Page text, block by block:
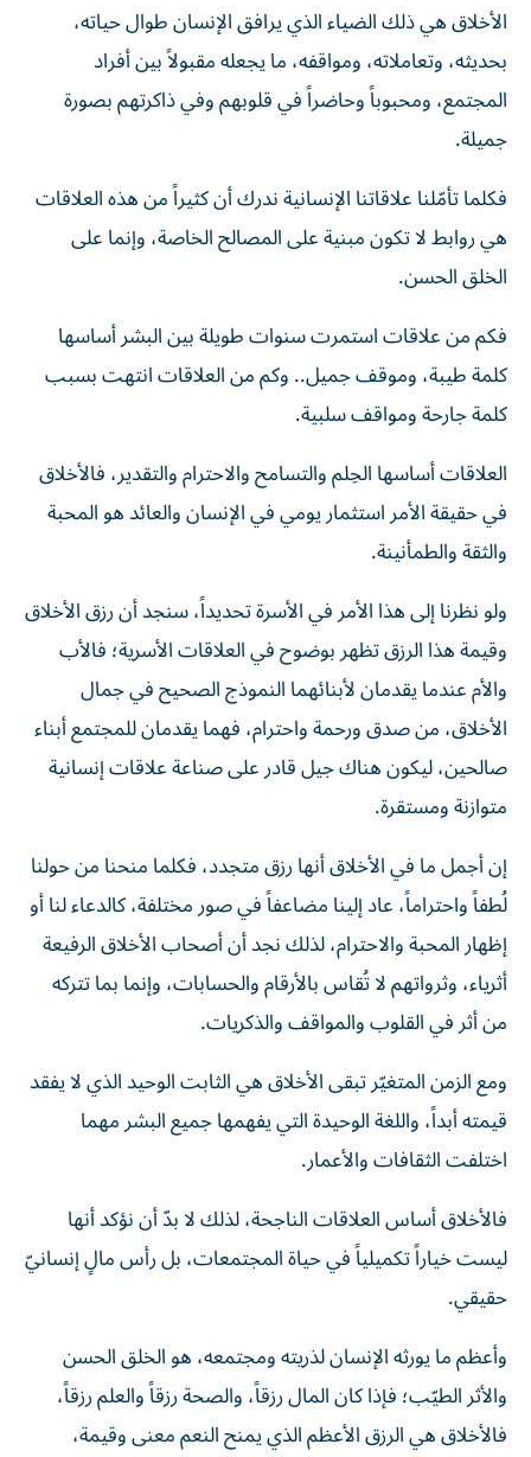
الأخلاق هي ذلك الضياء الذي يرافق الإنسان طوال حياته،
بحديثه، وتعاملاته، ومواقفه، ما يجعله مقبولاً بين أفراد
المجتمع، ومحبوباً وحاضراً في قلوبهم وفي ذاكرتهم بصورة
جميلة.
فكلما تأمّلنا علاقاتنا الإنسانية ندرك أن كثيراً من هذه العلاقات
هي روابط لا تكون مبنية على المصالح الخاصة، وإنما على
الخلق الحسن.
فكم من علاقات استمرت سنوات طويلة بين البشر أساسها
كلمة طيبة، وموقف جميل.. وكم من العلاقات انتهت بسبب
كلمة جارحة ومواقف سلبية.
العلاقات أساسها الحِلم والتسامح والاحترام والتقدير، فالأخلاق
في حقيقة الأمر استثمار يومي في الإنسان والعائد هو المحبة
والثقة والطمأنينة.
ولو نظرنا إلى هذا الأمر في الأسرة تحديداً، سنجد أن رزق الأخلاق
وقيمة هذا الرزق تظهر بوضوح في العلاقات الأسرية؛ فالأب
والأم عندما يقدمان لأبنائهما النموذج الصحيح في جمال
الأخلاق، من صدق ورحمة واحترام، فهما يقدمان للمجتمع أبناء
صالحين، ليكون هناك جيل قادر على صناعة علاقات إنسانية
متوازنة ومستقرة.
إن أجمل ما في الأخلاق أنها رزق متجدد، فكلما منحنا من حولنا
لُطفاً واحتراماً، عاد إلينا مضاعفاً في صور مختلفة، كالدعاء لنا أو
إظهار المحبة والاحترام، لذلك نجد أن أصحاب الأخلاق الرفيعة
أثرياء، وثرواتهم لا تُقاس بالأرقام والحسابات، وإنما بما تتركه
من أثر في القلوب والمواقف والذكريات.
ومع الزمن المتغيّر تبقى الأخلاق هي الثابت الوحيد الذي لا يفقد
قيمته أبداً، واللغة الوحيدة التي يفهمها جميع البشر مهما
اختلفت الثقافات والأعمار.
فالأخلاق أساس العلاقات الناجحة، لذلك لا بدّ أن نؤكد أنها
ليست خياراً تكميلياً في حياة المجتمعات، بل رأس مالٍ إنسانيّ
حقيقي.
وأعظم ما يورثه الإنسان لذريته ومجتمعه، هو الخلق الحسن
والأثر الطيّب؛ فإذا كان المال رزقاً، والصحة رزقاً والعلم رزقاً،
فالأخلاق هي الرزق الأعظم الذي يمنح النعم معنى وقيمة،